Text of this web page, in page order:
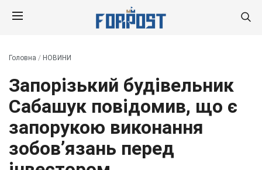
Головна / НОВИНИ
Запорізький будівельник
Сабашук повідомив, що є
запорукою виконання
зобов’язань перед